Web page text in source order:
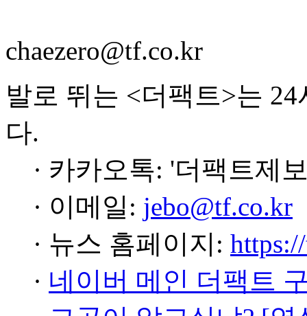
chaezero@tf.co.kr
발로 뛰는 <더팩트>는
다.
· 카카오톡: '더팩트제
· 이메일: jebo@tf.co.kr
· 뉴스 홈페이지:
· 네이버 메인 더팩트